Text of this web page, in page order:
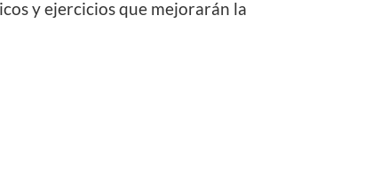
y ejercicios que mejorarán la